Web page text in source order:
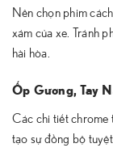
Nên chọn phim
xám của xe. Tránh
hài hòa.
Ốp Gương, Tay
Các chi tiết chrome
tạo sự đồng bộ